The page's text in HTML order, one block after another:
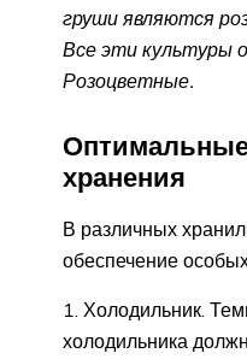
груши являются
Все эти культуры
Розоцветные.
хранения
В различных
обеспечение
Холодильник.
холодильника